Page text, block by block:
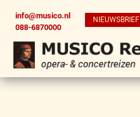
info@musico.nl
088-6870000
NIEUWSBRIEF